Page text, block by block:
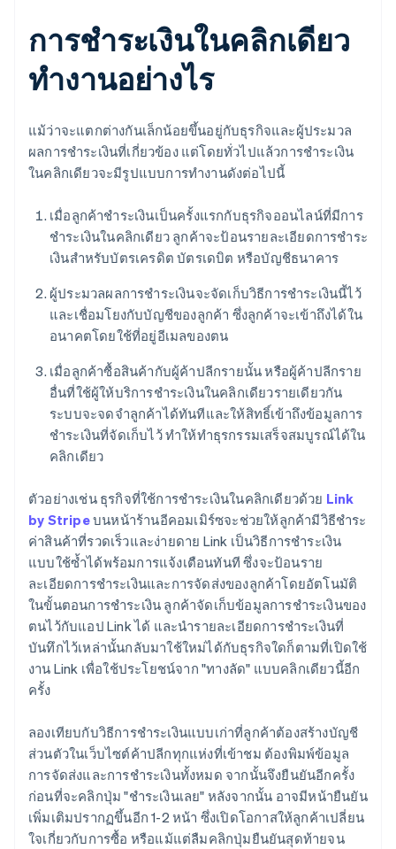
การชำระเงินในคลิกเดียว
ทำงานอย่างไร
แม้ว่าจะแตกต่างกันเล็กน้อยขึ้นอยู่กับธุรกิจและผู้ประมวล
ผลการชำระเงินที่เกี่ยวข้อง แต่โดยทั่วไปแล้วการชำระเงิน
ในคลิกเดียวจะมีรูปแบบการทำงานดังต่อไปนี้
เมื่อลูกค้าชำระเงินเป็นครั้งแรกกับธุรกิจออนไลน์ที่มีการ
ชำระเงินในคลิกเดียว ลูกค้าจะป้อนรายละเอียดการชำระ
เงินสำหรับบัตรเครดิต บัตรเดบิต หรือบัญชีธนาคาร
ผู้ประมวลผลการชำระเงินจะจัดเก็บวิธีการชำระเงินนี้ไว้
และเชื่อมโยงกับบัญชีของลูกค้า ซึ่งลูกค้าจะเข้าถึงได้ใน
อนาคตโดยใช้ที่อยู่อีเมลของตน
เมื่อลูกค้าซื้อสินค้ากับผู้ค้าปลีกรายนั้น หรือผู้ค้าปลีกราย
อื่นที่ใช้ผู้ให้บริการชำระเงินในคลิกเดียวรายเดียวกัน
ระบบจะจดจำลูกค้าได้ทันทีและให้สิทธิ์เข้าถึงข้อมูลการ
ชำระเงินที่จัดเก็บไว้ ทำให้ทำธุรกรรมเสร็จสมบูรณ์ได้ใน
คลิกเดียว
ตัวอย่างเช่น ธุรกิจที่ใช้การชำระเงินในคลิกเดียวด้วย Link
by Stripeบนหน้าร้านอีคอมเมิร์ซจะช่วยให้ลูกค้ามีวิธีชำระ
ค่าสินค้าที่รวดเร็วและง่ายดาย Link เป็นวิธีการชำระเงิน
แบบใช้ซ้ำได้พร้อมการแจ้งเตือนทันที ซึ่งจะป้อนราย
ละเอียดการชำระเงินและการจัดส่งของลูกค้าโดยอัตโนมัติ
ในขั้นตอนการชำระเงิน ลูกค้าจัดเก็บข้อมูลการชำระเงินของ
ตนไว้กับแอป Link ได้ และนำรายละเอียดการชำระเงินที่
บันทึกไว้เหล่านั้นกลับมาใช้ใหม่ได้กับธุรกิจใดก็ตามที่เปิดใช้
งาน Link เพื่อใช้ประโยชน์จาก "ทางลัด" แบบคลิกเดียวนี้อีก
ครั้ง
ลองเทียบกับวิธีการชำระเงินแบบเก่าที่ลูกค้าต้องสร้างบัญชี
ส่วนตัวในเว็บไซต์ค้าปลีกทุกแห่งที่เข้าชม ต้องพิมพ์ข้อมูล
การจัดส่งและการชำระเงินทั้งหมด จากนั้นจึงยืนยันอีกครั้ง
ก่อนที่จะคลิกปุ่ม "ชำระเงินเลย" หลังจากนั้น อาจมีหน้ายืนยัน
เพิ่มเติมปรากฏขึ้นอีก 1-2 หน้า ซึ่งเปิดโอกาสให้ลูกค้าเปลี่ยน
ใจเกี่ยวกับการซื้อ หรือแม้แต่ลืมคลิกปุ่มยืนยันสุดท้ายจน